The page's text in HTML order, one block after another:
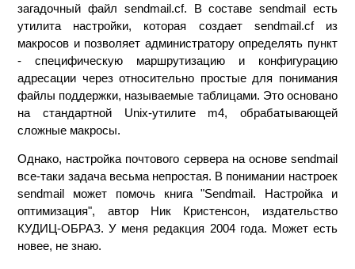
загадочный файл sendmail.cf. В составе sendmail есть
утилита настройки, которая создает sendmail.cf из
макросов и позволяет администратору определять пункт
- специфическую маршрутизацию и конфигурацию
адресации через относительно простые для понимания
файлы поддержки, называемые таблицами. Это основано
на стандартной Unix-утилите m4, обрабатывающей
сложные макросы.
Однако, настройка почтового сервера на основе sendmail
все-таки задача весьма непростая. В понимании настроек
sendmail может помочь книга "Sendmail. Настройка и
оптимизация", автор Ник Кристенсон, издательство
КУДИЦ-ОБРАЗ. У меня редакция 2004 года. Может есть
новее, не знаю.